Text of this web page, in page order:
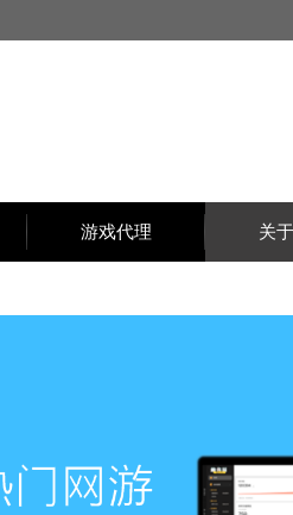
游戏代理 关